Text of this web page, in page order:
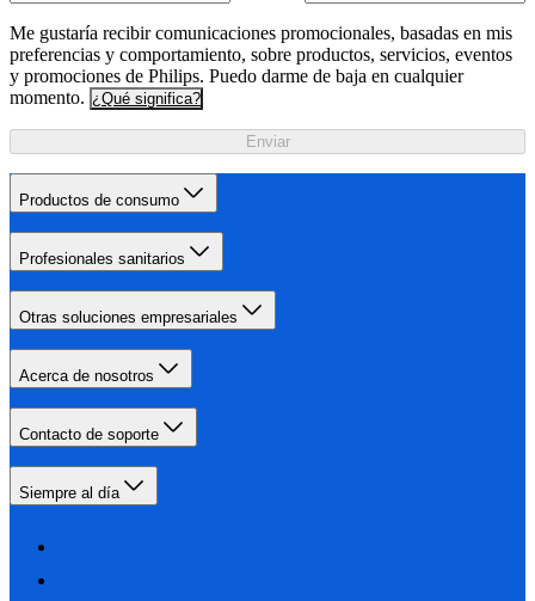
Me gustaría recibir comunicaciones promocionales, basadas en mis
preferencias y comportamiento, sobre productos, servicios, eventos
y promociones de Philips. Puedo darme de baja en cualquier
momento. ¿Qué significa?
Enviar
Productos de consumo
Profesionales sanitarios
Otras soluciones empresariales
Acerca de nosotros
Contacto de soporte
Siempre al día